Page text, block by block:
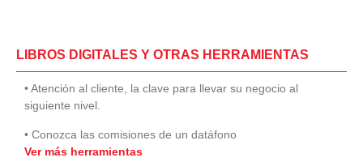
LIBROS DIGITALES Y OTRAS HERRAMIENTAS
• Atención al cliente, la clave para llevar su negocio al
siguiente nivel.
• Conozca las comisiones de un datáfono
Ver más herramientas